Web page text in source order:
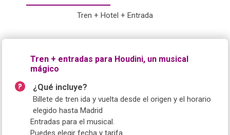
Tren + Hotel + Entrada
Tren + entradas para Houdini, un musical
mágico
¿Qué incluye?
Billete de tren ida y vuelta desde el origen y el horario
elegido hasta Madrid
Entradas para el musical.
Puedes elegir fecha y tarifa